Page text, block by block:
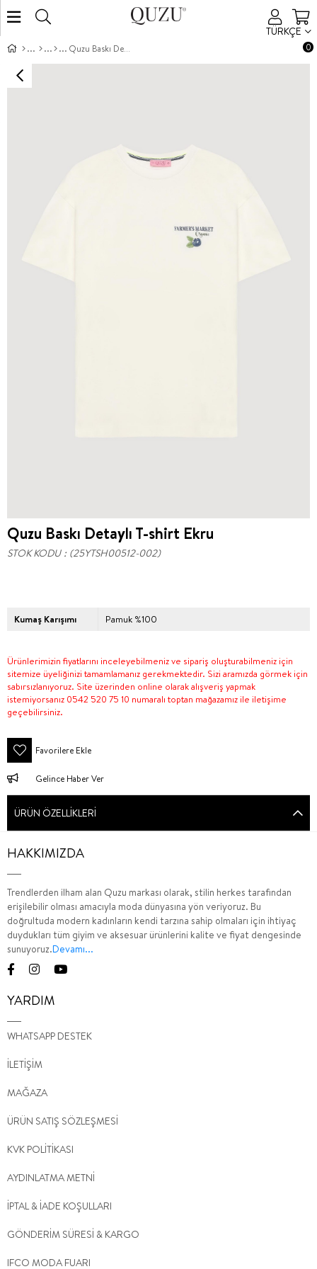
TÜRKÇE
0
Quzu Baskı Detaylı T-shirt Ekru
Quzu Baskı Detaylı T-shirt Ekru
STOK KODU (25YTSH00512-002)
Kumaş Karışımı Pamuk %100
Ürünlerimizin fiyatlarını inceleyebilmeniz ve sipariş oluşturabilmeniz için
sitemize üyeliğinizi tamamlamanız gerekmektedir. Sizi aramızda görmek için
sabırsızlanıyoruz. Site üzerinden online olarak alışveriş yapmak
istemiyorsanız 0542 520 75 10 numaralı toptan mağazamız ile iletişime
geçebilirsiniz.
Favorilere Ekle
Gelince Haber Ver
ÜRÜN ÖZELLIKLERI
HAKKIMIZDA
Trendlerden ilham alan Quzu markası olarak, stilin herkes tarafından
erişilebilir olması amacıyla moda dünyasına yön veriyoruz. Bu
doğrultuda modern kadınların kendi tarzına sahip olmaları için ihtiyaç
duydukları tüm giyim ve aksesuar ürünlerini kalite ve fiyat dengesinde
sunuyoruz.Devamı...
YARDIM
WHATSAPP DESTEK
İLETİŞİM
MAĞAZA
ÜRÜN SATIŞ SÖZLEŞMESİ
KVK POLİTİKASI
AYDINLATMA METNİ
İPTAL & İADE KOŞULLARI
GÖNDERİM SÜRESİ & KARGO
IFCO MODA FUARI